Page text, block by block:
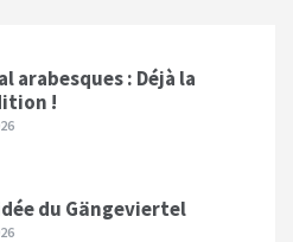
arabesques : Déjà la
!
du Gängeviertel